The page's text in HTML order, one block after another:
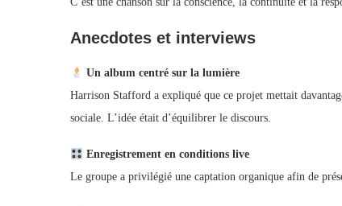
Anecdotes et interviews
Un album centré sur la lumière
Harrison Stafford a expliqué que ce projet mettait
sociale. L’idée était d’équilibrer le discours.
Enregistrement en conditions live
Le groupe a privilégié une captation organique afin de